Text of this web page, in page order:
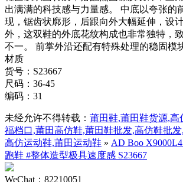
出满满的科技感与力量感。 中底以夸张的
现，锯齿状廓形，后跟向外大幅延伸，设
外，这双鞋的外底花纹构成也非常独特，
不一。 前掌外沿还配有特殊处理的稳固模
材质
货号：S23667
尺码：36-45
编码：31
未经允许不得转载： 莆田鞋,莆田鞋货源,高
福档口,莆田高仿鞋,莆田鞋批发,高仿鞋批
高仿运动鞋,莆田运动鞋 » AD Boo
跑鞋 #整体造型极具速度感 S23667
WeChat：82210051